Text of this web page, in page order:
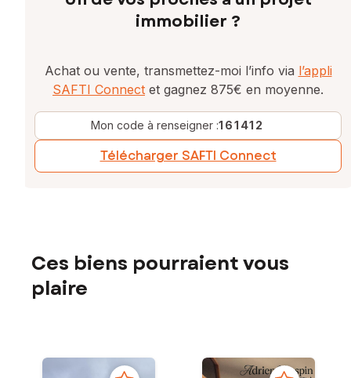
immobilier ?
Achat ou vente, transmettez-moi l’info via l’appli
SAFTI Connect et gagnez 875€ en moyenne.
Mon code à renseigner :161412
Télécharger SAFTI Connect
Ces biens pourraient vous
plaire